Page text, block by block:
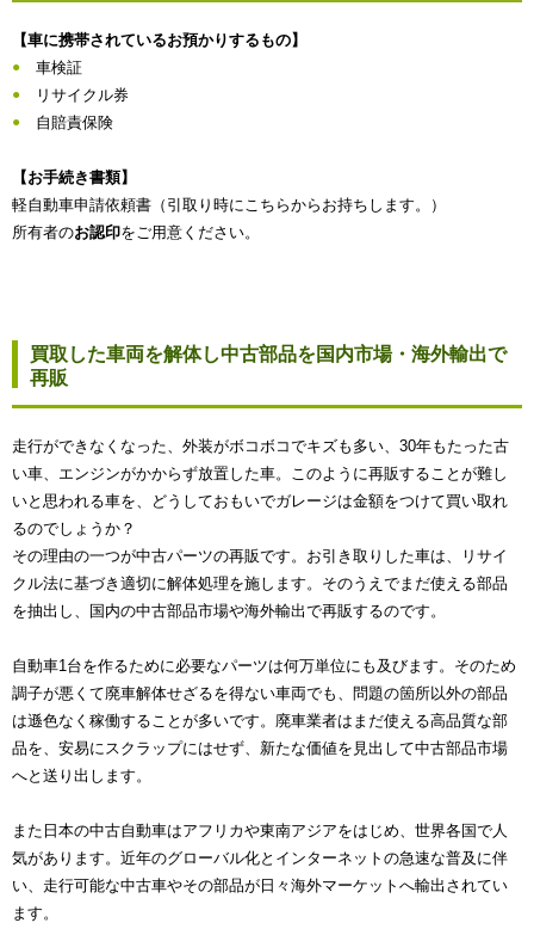
【車に携帯されているお預かりするもの】
車検証
リサイクル券
自賠責保険
【お手続き書類】
軽自動車申請依頼書（引取り時にこちらからお持ちします。）
所有者のお認印をご用意ください。
買取した車両を解体し中古部品を国内市場・海外輸出で
再販
走行ができなくなった、外装がボコボコでキズも多い、30年もたった古
い車、エンジンがかからず放置した車。このように再販することが難し
いと思われる車を、どうしておもいでガレージは金額をつけて買い取れ
るのでしょうか？
その理由の一つが中古パーツの再販です。お引き取りした車は、リサイ
クル法に基づき適切に解体処理を施します。そのうえでまだ使える部品
を抽出し、国内の中古部品市場や海外輸出で再販するのです。
自動車1台を作るために必要なパーツは何万単位にも及びます。そのため
調子が悪くて廃車解体せざるを得ない車両でも、問題の箇所以外の部品
は遜色なく稼働することが多いです。廃車業者はまだ使える高品質な部
品を、安易にスクラップにはせず、新たな価値を見出して中古部品市場
へと送り出します。
また日本の中古自動車はアフリカや東南アジアをはじめ、世界各国で人
気があります。近年のグローバル化とインターネットの急速な普及に伴
い、走行可能な中古車やその部品が日々海外マーケットへ輸出されてい
ます。